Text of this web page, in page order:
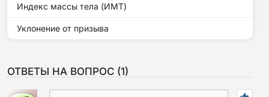
Индекс массы тела (ИМТ)
Уклонение от призыва
ОТВЕТЫ НА ВОПРОС (1)